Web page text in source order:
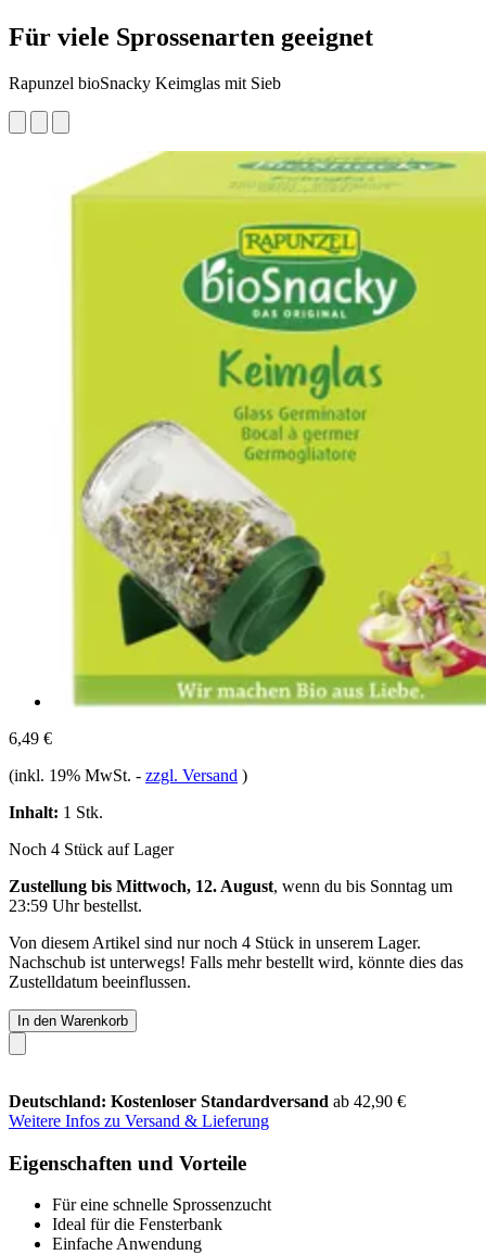
Für viele Sprossenarten geeignet
Rapunzel bioSnacky Keimglas mit Sieb
6,49 €
(inkl. 19% MwSt. - zzgl. Versand )
Inhalt: 1 Stk.
Noch 4 Stück auf Lager
Zustellung bis Mittwoch, 12. August, wenn du bis Sonntag um
23:59 Uhrbestellst.
Von diesem Artikel sind nur noch 4 Stück in unserem Lager.
Nachschub ist unterwegs! Falls mehr bestellt wird, könnte dies das
Zustelldatum beeinflussen.
In den Warenkorb
Deutschland: Kostenloser Standardversand ab 42,90 €
Weitere Infos zu Versand & Lieferung
Eigenschaften und Vorteile
Für eine schnelle Sprossenzucht
Ideal für die Fensterbank
Einfache Anwendung